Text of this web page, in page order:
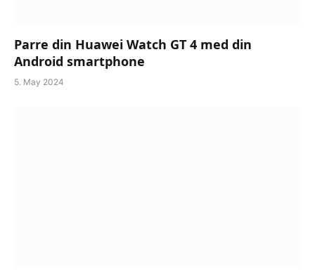
Parre din Huawei Watch GT 4 med din
Android smartphone
5. May 2024